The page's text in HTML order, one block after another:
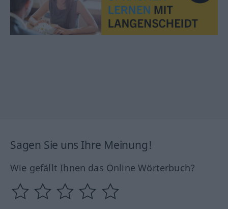
Sagen Sie uns Ihre Meinung!
Wie gefällt Ihnen das Online Wörterbuch?